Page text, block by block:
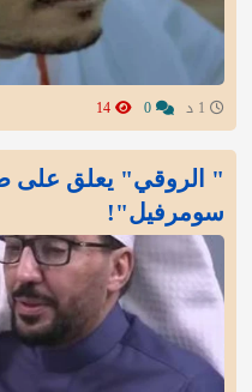
" الروقي" يعلق على
سومرفيل"!